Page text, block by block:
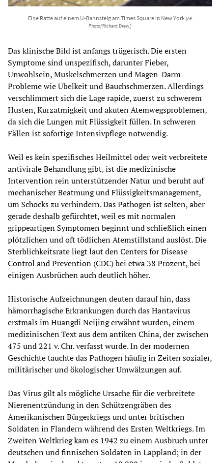
Eine Ratte auf einem U-Bahnsteig am Times Square in New York [AP
Photo/Richard Drew,]
Das klinische Bild ist anfangs trügerisch. Die ersten
Symptome sind unspezifisch, darunter Fieber,
Unwohlsein, Muskelschmerzen und Magen-Darm-
Probleme wie Übelkeit und Bauchschmerzen. Allerdings
verschlimmert sich die Lage rapide, zuerst zu schwerem
Husten, Kurzatmigkeit und akuten Atemwegsproblemen,
da sich die Lungen mit Flüssigkeit füllen. In schweren
Fällen ist sofortige Intensivpflege notwendig.
Weil es kein spezifisches Heilmittel oder weit verbreitete
antivirale Behandlung gibt, ist die medizinische
Intervention rein unterstützender Natur und beruht auf
mechanischer Beatmung und Flüssigkeitsmanagement,
um Schocks zu verhindern. Das Pathogen ist selten, aber
gerade deshalb gefürchtet, weil es mit normalen
grippeartigen Symptomen beginnt und schließlich einen
plötzlichen und oft tödlichen Atemstillstand auslöst. Die
Sterblichkeitsrate liegt laut den Centers for Disease
Control and Prevention (CDC) bei etwa 38 Prozent, bei
einigen Ausbrüchen auch deutlich höher.
Historische Aufzeichnungen deuten darauf hin, dass
hämorrhagische Erkrankungen durch das Hantavirus
erstmals im Huangdi Neijing erwähnt wurden, einem
medizinischen Text aus dem antiken China, der zwischen
475 und 221 v. Chr. verfasst wurde. In der modernen
Geschichte tauchte das Pathogen häufig in Zeiten sozialer,
militärischer und ökologischer Umwälzungen auf.
Das Virus gilt als mögliche Ursache für die verbreitete
Nierenentzündung in den Schützengräben des
Amerikanischen Bürgerkriegs und unter britischen
Soldaten in Flandern während des Ersten Weltkriegs. Im
Zweiten Weltkrieg kam es 1942 zu einem Ausbruch unter
deutschen und finnischen Soldaten in Lappland; in der